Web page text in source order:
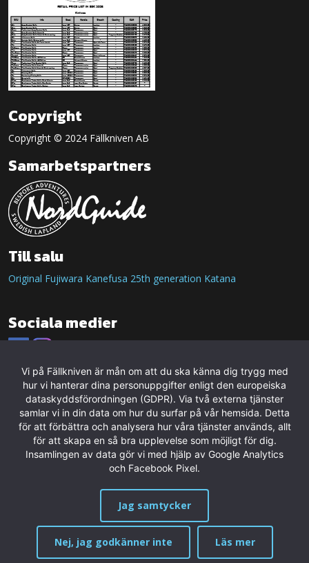
Copyright
Copyright © 2024 Fällkniven AB
Samarbetspartners
Till salu
Original Fujiwara Kanefusa 25th generation Katana
Sociala medier
Vi på Fällkniven är mån om att du ska känna dig trygg med
hur vi hanterar dina personuppgifter enligt den europeiska
dataskyddsförordningen (GDPR). Via två externa tjänster
samlar vi in din data om hur du surfar på vår hemsida. Detta
för att förbättra och analysera hur våra tjänster används, allt
för att skapa en så bra upplevelse som möjligt för dig.
Insamlingen av data gör vi med hjälp av Google Analytics
och Facebook Pixel.
Jag samtycker
Nej, jag godkänner inte Läs mer